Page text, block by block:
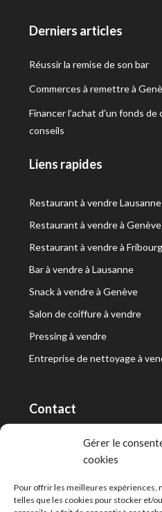
Gérer le
cookies
Pour offrir les meilleures expériences,
telles que les cookies pour stocker et/
Derniers articles
Réussir la remise de son bar
Commerces à remettre à
Financer l’achat d’un fonds
conseils
Liens rapides
Restaurant à vendre Lausanne
Restaurant à vendre à Genève
Restaurant à vendre à Fribourg
Bar à vendre à Lausanne
Snack à vendre à Genève
Salon de coiffure à vendre
Pressing à vendre
Entreprise de nettoyage à
Contact
RT Capital First SA/Ltd
info@capitalfirst.ch